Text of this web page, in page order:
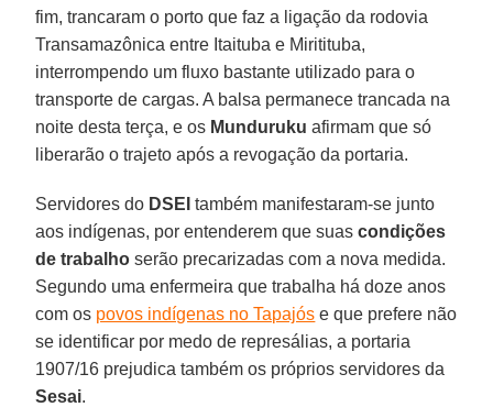
fim, trancaram o porto que faz a ligação da rodovia
Transamazônica entre Itaituba e Miritituba,
interrompendo um fluxo bastante utilizado para o
transporte de cargas. A balsa permanece trancada na
noite desta terça, e os Munduruku afirmam que só
liberarão o trajeto após a revogação da portaria.
Servidores do DSEI também manifestaram-se junto
aos indígenas, por entenderem que suascondições
de trabalho serão precarizadas com a nova medida.
Segundo uma enfermeira que trabalha há doze anos
com os povos indígenas no Tapajós e que prefere não
se identificar por medo de represálias, a portaria
1907/16 prejudica também os próprios servidores da
Sesai.